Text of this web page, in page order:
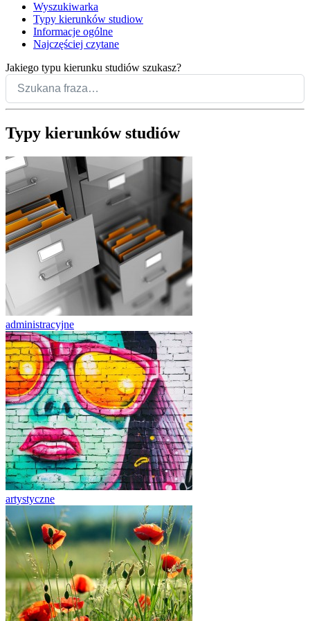
Wyszukiwarka
Typy kierunków studiow
Informacje ogólne
Najczęściej czytane
Jakiego typu kierunku studiów szukasz?
Typy kierunków studiów
administracyjne
artystyczne